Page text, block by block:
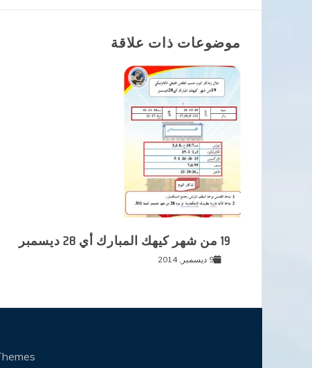
المقالات
موضوعات ذات علاقة
19 من شهر كيهك المبارك أي 28 ديسمبر
9 ديسمبر, 2014